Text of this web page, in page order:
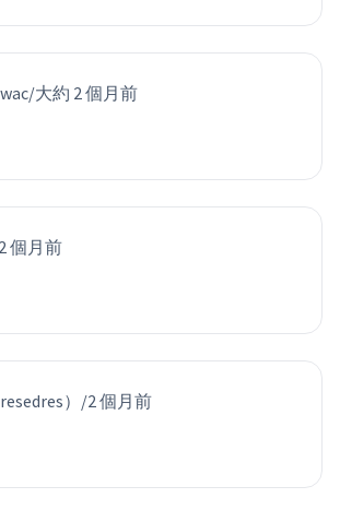
/大約 2 個月前
2 個月前
） /2 個月前